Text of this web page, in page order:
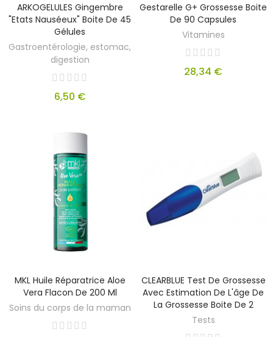
ARKOGELULES Gingembre
"Etats Nauséeux" Boite De 45
Gélules
Gastroentérologie, estomac,
digestion
6,50 €
Gestarelle G+ Grossesse Boite
De 90 Capsules
Vitamines
28,34 €
MKL Huile Réparatrice Aloe
Vera Flacon De 200 Ml
Soins du corps de la maman
CLEARBLUE Test De Grossesse
Avec Estimation De L'âge De
La Grossesse Boite De 2
Tests